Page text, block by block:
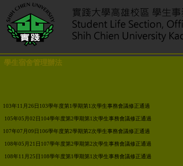
學生宿舍管理辦法
103年11月26日103學年度第1學期第1次學生事務會議修正通過
105年05月02日104學年度第2學期第1次學生事務會議修正通過
107年07月09日106學年度第2學期第2次學生事務會議修正通過
108年05月21日107學年度第2學期第2次學生事務會議修正通過
108年11月25日108學年度第1學期第1次學生事務會議修正通過